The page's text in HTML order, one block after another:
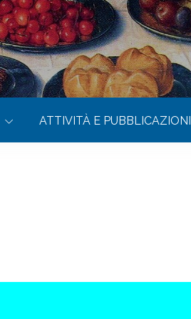
ATTIVITÀ E PUBBLICAZIONI